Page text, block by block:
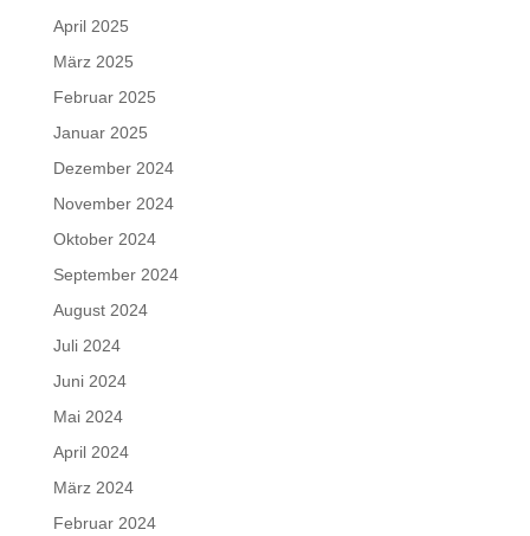
April 2025
März 2025
Februar 2025
Januar 2025
Dezember 2024
November 2024
Oktober 2024
September 2024
August 2024
Juli 2024
Juni 2024
Mai 2024
April 2024
März 2024
Februar 2024